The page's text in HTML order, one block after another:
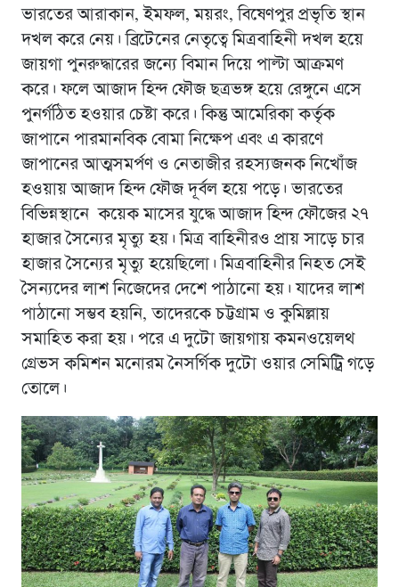
ভারতের আরাকান, ইমফল, ময়রং, বিষেণপুর প্রভৃতি স্থান
দখল করে নেয়। ব্রিটেনের নেতৃত্বে মিত্রবাহিনী দখল হয়ে
জায়গা পুনরুদ্ধারের জন্যে বিমান দিয়ে পাল্টা আক্রমণ
করে। ফলে আজাদ হিন্দ ফৌজ ছত্রভঙ্গ হয়ে রেঙ্গুনে এসে
পুনর্গঠিত হওয়ার চেষ্টা করে। কিন্তু আমেরিকা কর্তৃক
জাপানে পারমানবিক বোমা নিক্ষেপ এবং এ কারণে
জাপানের আত্মসমর্পণ ও নেতাজীর রহস্যজনক নিখোঁজ
হওয়ায় আজাদ হিন্দ ফৌজ দূর্বল হয়ে পড়ে। ভারতের
বিভিন্নস্থানে কয়েক মাসের যুদ্ধে আজাদ হিন্দ ফৌজের ২৭
হাজার সৈন্যের মৃত্যু হয়। মিত্র বাহিনীরও প্রায় সাড়ে চার
হাজার সৈন্যের মৃত্যু হয়েছিলো। মিত্রবাহিনীর নিহত সেই
সৈন্যদের লাশ নিজেদের দেশে পাঠানো হয়। যাদের লাশ
পাঠানো সম্ভব হয়নি, তাদেরকে চট্টগ্রাম ও কুমিল্লায়
সমাহিত করা হয়। পরে এ দুটো জায়গায় কমনওয়েলথ
গ্রেভস কমিশন মনোরম নৈসর্গিক দুটো ওয়ার সেমিট্রি গড়ে
তোলে।